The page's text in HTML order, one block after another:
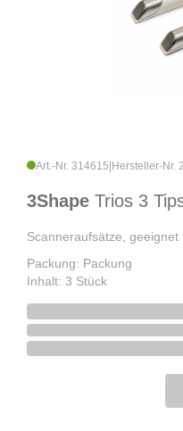
Art.-Nr. 314615 Hersteller-Nr.
3Shape Trios 3
Scanneraufsätze,
Packung: Packung
Inhalt: 3 Stück